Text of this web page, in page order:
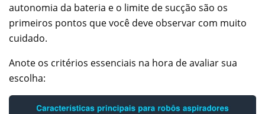
autonomia da bateria e o limite de sucção são os
primeiros pontos que você deve observar com muito
cuidado.
Anote os critérios essenciais na hora de avaliar sua
escolha: